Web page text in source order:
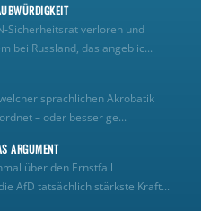
verloren und
bei Russland, das angeblic...
sprachlichen Akrobatik
– oder besser ge...
ARGUMENT
über den Ernstfall
AfD tatsächlich stärkste Kraft...